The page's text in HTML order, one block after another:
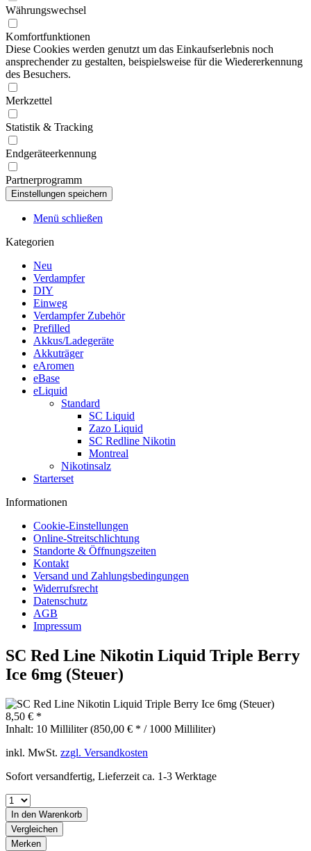
Währungswechsel
Komfortfunktionen
Diese Cookies werden genutzt um das Einkaufserlebnis noch
ansprechender zu gestalten, beispielsweise für die Wiedererkennung
des Besuchers.
Merkzettel
Statistik & Tracking
Endgeräteerkennung
Partnerprogramm
Menü schließen
Kategorien
Neu
Verdampfer
DIY
Einweg
Verdampfer Zubehör
Prefilled
Akkus/Ladegeräte
Akkuträger
eAromen
eBase
eLiquid
Standard
SC Liquid
Zazo Liquid
SC Redline Nikotin
Montreal
Nikotinsalz
Starterset
Informationen
Cookie-Einstellungen
Online-Streitschlichtung
Standorte & Öffnungszeiten
Kontakt
Versand und Zahlungsbedingungen
Widerrufsrecht
Datenschutz
AGB
Impressum
SC Red Line Nikotin Liquid Triple Berry
Ice 6mg (Steuer)
8,50 € *
Inhalt: 10 Milliliter (850,00 € * / 1000 Milliliter)
inkl. MwSt. zzgl. Versandkosten
Sofort versandfertig, Lieferzeit ca. 1-3 Werktage
In den Warenkorb
Vergleichen
Merken